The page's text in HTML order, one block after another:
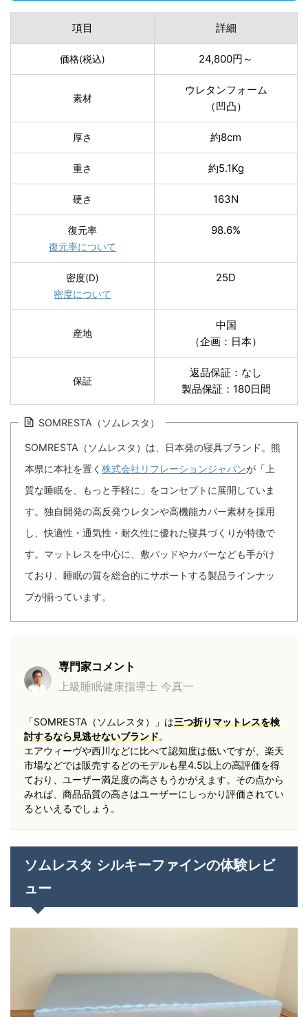
項目 詳細
価格(税込) 24,800円～
素材
ウレタンフォーム
（凹凸）
厚さ 約8cm
重さ 約5.1Kg
硬さ 163N
復元率
復元率について
98.6%
密度(D)
密度について
25D
産地
中国
（企画：日本）
保証
返品保証：なし
製品保証：180日間
SOMRESTA（ソムレスタ）
SOMRESTA（ソムレスタ）は、日本発の寝具ブランド。熊
本県に本社を置く 株式会社リフレーションジャパンが「上
質な睡眠を、もっと手軽に」をコンセプトに展開していま
す。独自開発の高反発ウレタンや高機能カバー素材を採用
し、快適性・通気性・耐久性に優れた寝具づくりが特徴で
す。マットレスを中心に、敷パッドやカバーなども手がけ
ており、睡眠の質を総合的にサポートする製品ラインナッ
プが揃っています。
専門家コメント
上級睡眠健康指導士 今真一
「SOMRESTA（ソムレスタ）」は三つ折りマットレスを検
討するなら見逃せないブランド。
エアウィーヴや西川などに比べて認知度は低いですが、楽天
市場などでは販売するどのモデルも星4.5以上の高評価を得
ており、ユーザー満足度の高さもうかがえます。 その点から
みれば、商品品質の高さはユーザーにしっかり評価されてい
るといえるでしょう。
ソムレスタ シルキーファインの体験レビ
ュー